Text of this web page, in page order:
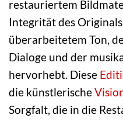
restauriertem
Integrität des
überarbeitetem Ton,
Dialoge und der
hervorhebt. Diese
die künstlerische
Sorgfalt, die in die